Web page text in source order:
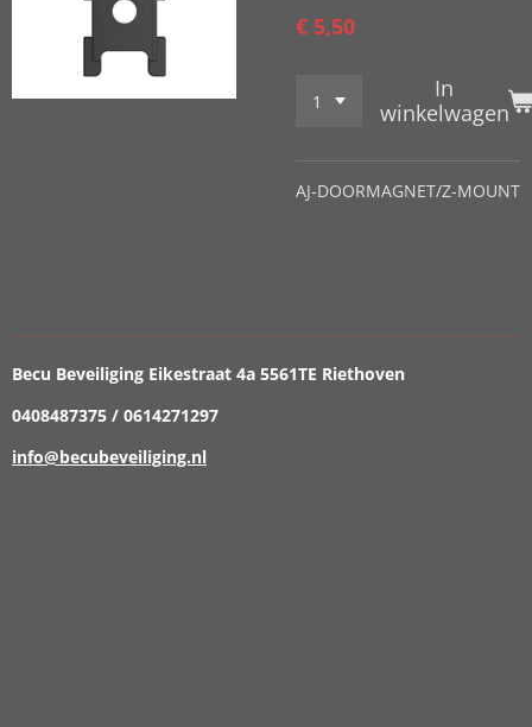
€ 5,50
In
winkelwagen
AJ-DOORMAGNET/Z-MOUNT
Becu Beveiliging Eikestraat 4a 5561TE Riethoven
0408487375 / 0614271297
info@becubeveiliging.nl